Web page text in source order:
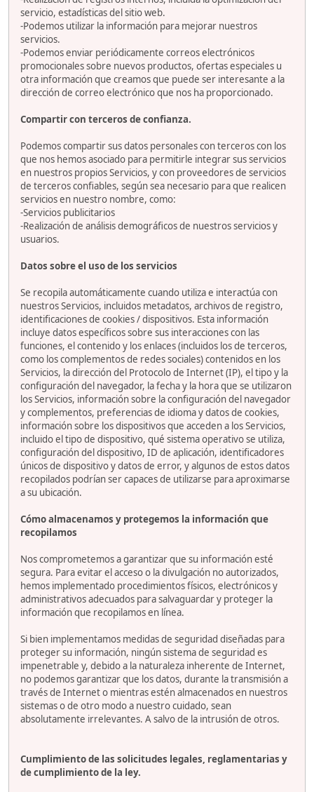
servicio, estadísticas del sitio web.
-Podemos utilizar la información para mejorar nuestros
servicios.
-Podemos enviar periódicamente correos electrónicos
promocionales sobre nuevos productos, ofertas especiales u
otra información que creamos que puede ser interesante a la
dirección de correo electrónico que nos ha proporcionado.
Compartir con terceros de confianza.
Podemos compartir sus datos personales con terceros con los
que nos hemos asociado para permitirle integrar sus servicios
en nuestros propios Servicios, y con proveedores de servicios
de terceros confiables, según sea necesario para que realicen
servicios en nuestro nombre, como:
-Servicios publicitarios
-Realización de análisis demográficos de nuestros servicios y
usuarios.
Datos sobre el uso de los servicios
Se recopila automáticamente cuando utiliza e interactúa con
nuestros Servicios, incluidos metadatos, archivos de registro,
identificaciones de cookies / dispositivos. Esta información
incluye datos específicos sobre sus interacciones con las
funciones, el contenido y los enlaces (incluidos los de terceros,
como los complementos de redes sociales) contenidos en los
Servicios, la dirección del Protocolo de Internet (IP), el tipo y la
configuración del navegador, la fecha y la hora que se utilizaron
los Servicios, información sobre la configuración del navegador
y complementos, preferencias de idioma y datos de cookies,
información sobre los dispositivos que acceden a los Servicios,
incluido el tipo de dispositivo, qué sistema operativo se utiliza,
configuración del dispositivo, ID de aplicación, identificadores
únicos de dispositivo y datos de error, y algunos de estos datos
recopilados podrían ser capaces de utilizarse para aproximarse
a su ubicación.
Cómo almacenamos y protegemos la información que
recopilamos
Nos comprometemos a garantizar que su información esté
segura. Para evitar el acceso o la divulgación no autorizados,
hemos implementado procedimientos físicos, electrónicos y
administrativos adecuados para salvaguardar y proteger la
información que recopilamos en línea.
Si bien implementamos medidas de seguridad diseñadas para
proteger su información, ningún sistema de seguridad es
impenetrable y, debido a la naturaleza inherente de Internet,
no podemos garantizar que los datos, durante la transmisión a
través de Internet o mientras estén almacenados en nuestros
sistemas o de otro modo a nuestro cuidado, sean
absolutamente irrelevantes. A salvo de la intrusión de otros.
Cumplimiento de las solicitudes legales, reglamentarias y
de cumplimiento de la ley.